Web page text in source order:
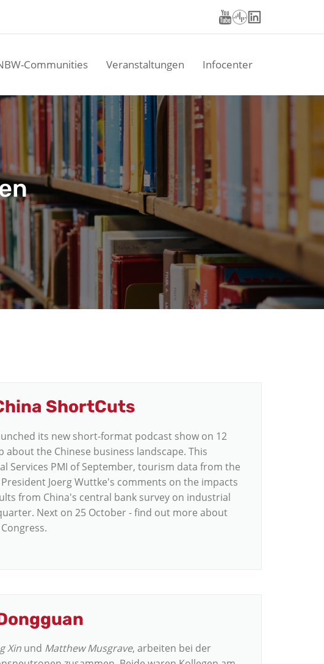
Communities Veranstaltungen Infocenter
ShortCuts
its new short-format podcast show on 12
the Chinese business landscape. This
Services PMI of September, tourism data from the
Joerg Wuttke's comments on the impacts
from China's central bank survey on industrial
Next on 25 October - find out more about
Xin und Matthew Musgrave, arbeiten bei der